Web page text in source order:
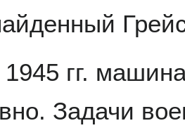
гг.
Задачи